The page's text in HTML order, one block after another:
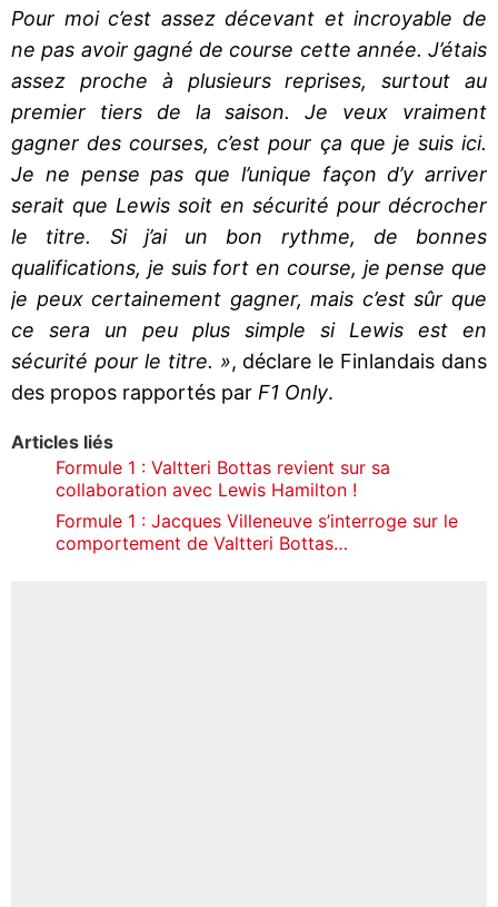
Pour moi c’est assez décevant et incroyable de
ne pas avoir gagné de course cette année. J’étais
assez proche à plusieurs reprises, surtout au
premier tiers de la saison. Je veux vraiment
gagner des courses, c’est pour ça que je suis ici.
Je ne pense pas que l’unique façon d’y arriver
serait que Lewis soit en sécurité pour décrocher
le titre. Si j’ai un bon rythme, de bonnes
qualifications, je suis fort en course, je pense que
je peux certainement gagner, mais c’est sûr que
ce sera un peu plus simple si Lewis est en
sécurité pour le titre. », déclare le Finlandais dans
des propos rapportés par F1 Only.
Articles liés
Formule 1 : Valtteri Bottas revient sur sa
collaboration avec Lewis Hamilton !
Formule 1 : Jacques Villeneuve s’interroge sur le
comportement de Valtteri Bottas…